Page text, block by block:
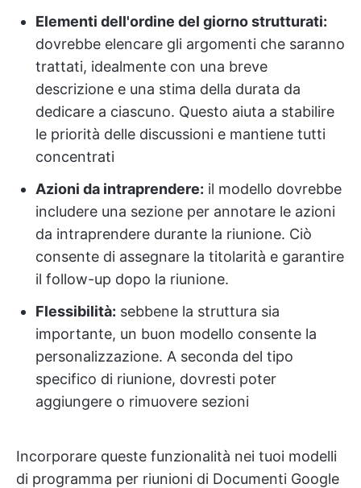
Elementi dell'ordine del giorno strutturati:
dovrebbe elencare gli argomenti che saranno
trattati, idealmente con una breve
descrizione e una stima della durata da
dedicare a ciascuno. Questo aiuta a stabilire
le priorità delle discussioni e mantiene tutti
concentrati
Azioni da intraprendere: il modello dovrebbe
includere una sezione per annotare le azioni
da intraprendere durante la riunione. Ciò
consente di assegnare la titolarità e garantire
il follow-up dopo la riunione.
Flessibilità: sebbene la struttura sia
importante, un buon modello consente la
personalizzazione. A seconda del tipo
specifico di riunione, dovresti poter
aggiungere o rimuovere sezioni
Incorporare queste funzionalità nei tuoi modelli
di programma per riunioni di Documenti Google